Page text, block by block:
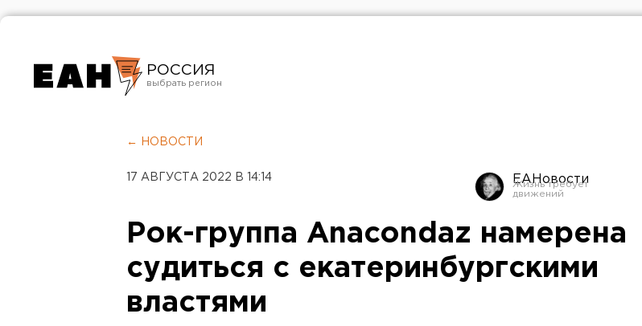
РОССИЯ
Челябинск
← НОВОСТИ
17 АВГУСТА 2022 В 14:14 ЕАНовости
Рок-группа Anacondaz намерена
судиться с екатеринбургскими
властями